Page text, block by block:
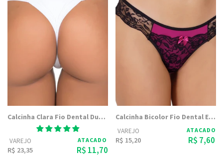
Calcinha Clara Fio Dental Duplo Com Microfibra Embutida - Dily Modas
VAREJO
R$ 23,35
ATACADO
R$ 11,70
Calcinha Bicolor Fio Dental Embutido Fabíola 2122 - Dily Modas
VAREJO
R$ 15,20
ATACADO
R$ 7,60